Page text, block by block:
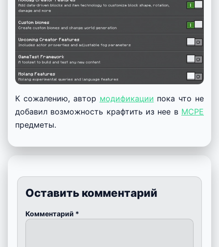
К сожалению, автор модификации пока что не
добавил возможность крафтить из нее в MCPE
предметы.
Оставить комментарий
Комментарий *